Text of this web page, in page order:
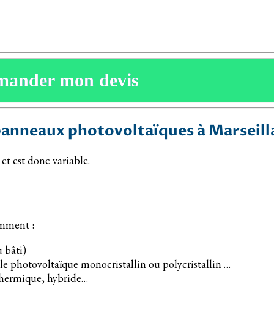
mon devis
photovoltaïques à
est donc variable.
:
bâti)
photovoltaïque monocristallin ou polycristallin …
hybride…